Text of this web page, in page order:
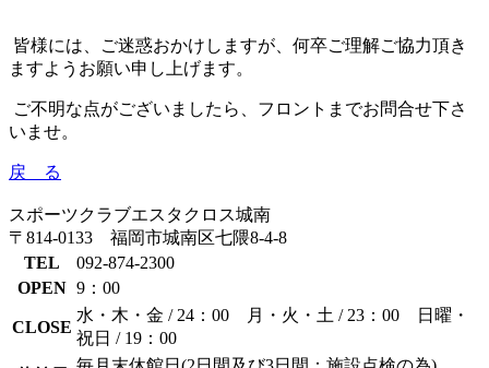
皆様には、ご迷惑おかけしますが、何卒ご理解ご協力頂き
ますようお願い申し上げます。
ご不明な点がございましたら、フロントまでお問合せ下さ
いませ。
戻 る
スポーツクラブエスタクロス城南
〒814-0133 福岡市城南区七隈8-4-8
TEL
092-874-2300
OPEN 9：00
CLOSE
水・木・金 / 24：00 月・火・土 / 23：00
日曜・
祝日 / 19：00